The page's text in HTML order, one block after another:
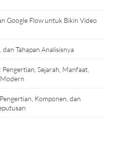
Google Flow untuk Bikin Video
Tahapan Analisisnya
Sejarah, Manfaat,
Komponen, dan